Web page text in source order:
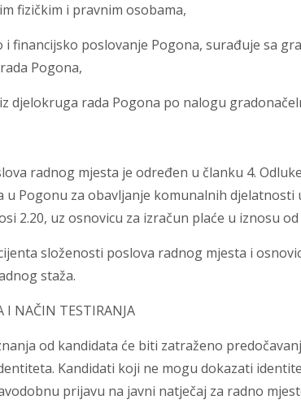
fizičkim i pravnim osobama,
financijsko poslovanje Pogona, surađuje sa
Pogona,
djelokruga rada Pogona po nalogu
radnog mjesta je određen u članku 4.
Pogonu za obavljanje komunalnih djelatnosti
2.20, uz osnovicu za izračun plaće u iznosu
složenosti poslova radnog mjesta i
staža.
I NAČIN TESTIRANJA
od kandidata će biti zatraženo
Kandidati koji ne mogu dokazati
prijavu na javni natječaj za radno